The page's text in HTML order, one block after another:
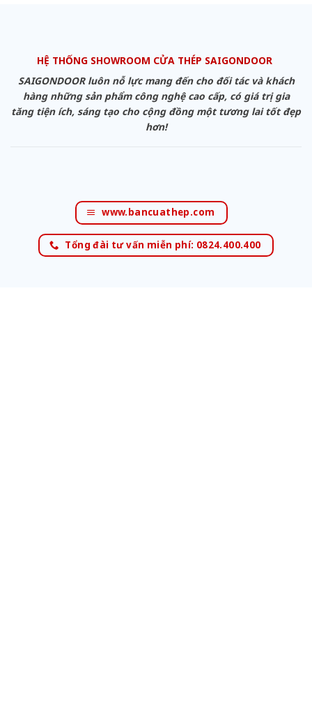
HỆ THỐNG SHOWROOM CỬA THÉP SAIGONDOOR
SAIGONDOOR luôn nỗ lực mang đến cho đối tác và khách
hàng những sản phẩm công nghệ cao cấp, có giá trị gia
tăng tiện ích, sáng tạo cho cộng đồng một tương lai tốt đẹp
hơn!
www.bancuathep.com
Tổng đài tư vấn miễn phí: 0824.400.400